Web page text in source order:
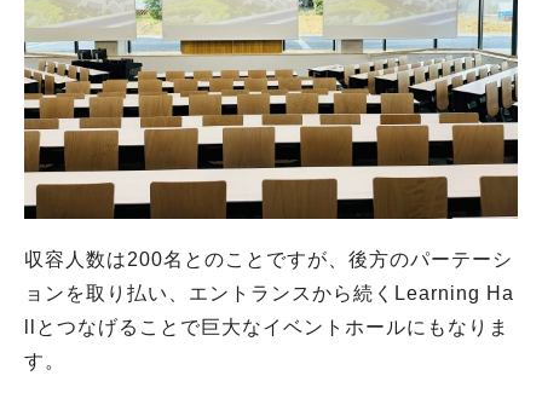
収容人数は200名とのことですが、後方のパーテーシ
ョンを取り払い、エントランスから続くLearning Ha
llとつなげることで巨大なイベントホールにもなりま
す。